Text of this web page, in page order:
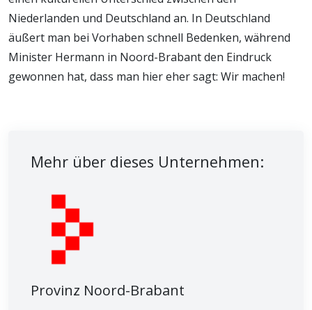
Niederlanden und Deutschland an. In Deutschland
äußert man bei Vorhaben schnell Bedenken, während
Minister Hermann in Noord-Brabant den Eindruck
gewonnen hat, dass man hier eher sagt: Wir machen!
Mehr über dieses Unternehmen:
Provinz Noord-Brabant